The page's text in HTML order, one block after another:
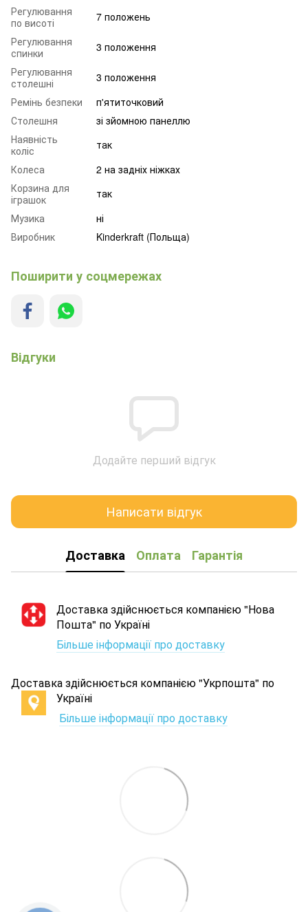
Регулювання
по висоті
7 положень
Регулювання
спинки
3 положення
Регулювання
столешні
3 положення
Ремінь безпеки
п'ятиточковий
Столешня
зі зйомною панеллю
Наявність
коліс
так
Колеса
2 на задніх ніжках
Корзина для
іграшок
так
Музика
ні
Виробник
Kinderkraft (Польща)
Поширити у соцмережах
Відгуки
Додайте перший відгук
Написати відгук
Доставка Оплата Гарантія
Доставка здійснюється компанією "Нова
Пошта" по Україні
Більше інформації про доставку
Доставка здійснюється компанією "Укрпошта" по
Україні
Більше інформації про доставку